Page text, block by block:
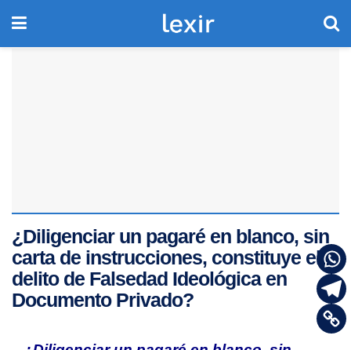
¿Diligenciar un pagaré en blanco, sin
carta de instrucciones, constituye el
delito de Falsedad Ideológica en
Documento Privado?